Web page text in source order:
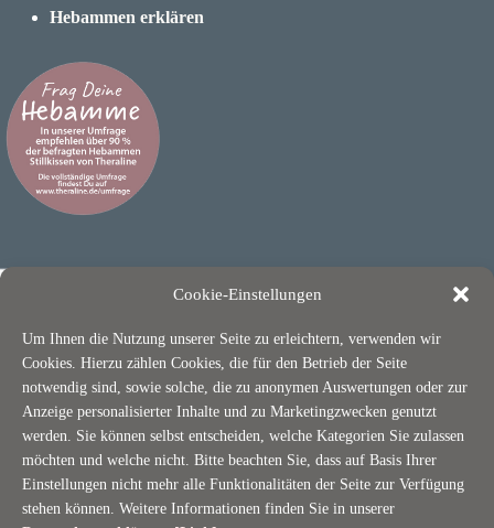
Cookie-Einstellungen
Um Ihnen die Nutzung unserer Seite zu erleichtern, verwenden wir
Cookies. Hierzu zählen Cookies, die für den Betrieb der Seite
notwendig sind, sowie solche, die zu anonymen Auswertungen oder zur
Anzeige personalisierter Inhalte und zu Marketingzwecken genutzt
werden. Sie können selbst entscheiden, welche Kategorien Sie zulassen
möchten und welche nicht. Bitte beachten Sie, dass auf Basis Ihrer
Einstellungen nicht mehr alle Funktionalitäten der Seite zur Verfügung
stehen können. Weitere Informationen finden Sie in unserer
Hebammen erklären
ÜBER THERALINE
Nachhaltigkeit / OEKO-TEX
Jobs